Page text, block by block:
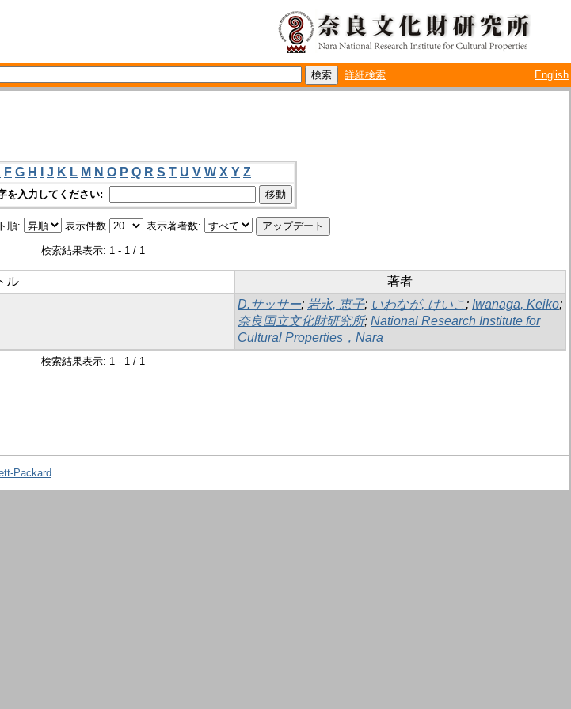
詳細検索 English
F G H J K L M N O P Q R S T U V W X Y Z
を入力してください:
順: 表示件数 表示著者数:
検索結果表示: 1 - 1 / 1
ル 著者
D.サッサー; 岩永, 恵子; いわなが, けいこ; Iwanaga, Keiko;
奈良国立文化財研究所; National Research Institute for
Cultural Properties，Nara
検索結果表示: 1 - 1 / 1
Packard